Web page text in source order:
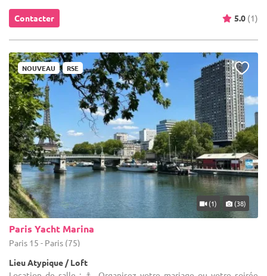
Contacter 5.0 (1)
NOUVEAU RSE
(1) (38)
Paris Yacht Marina
Paris 15 - Paris (75)
Lieu Atypique / Loft